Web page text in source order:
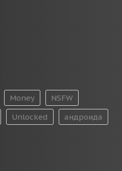
Money
NSFW
Unlocked
андроида